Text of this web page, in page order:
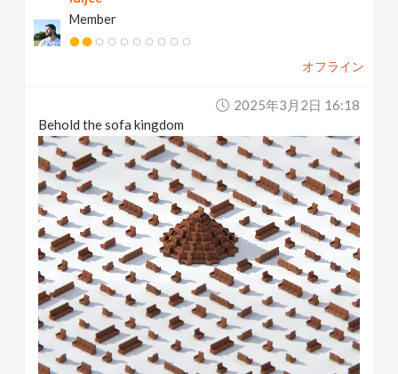
Member
オフライン
2025年3月2日 16:18
Behold the sofa kingdom